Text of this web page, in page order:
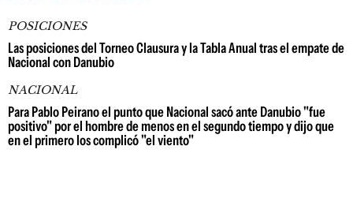
POSICIONES
Las posiciones del Torneo Clausura y la Tabla Anual tras el empate de
Nacional con Danubio
NACIONAL
Para Pablo Peirano el punto que Nacional sacó ante Danubio "fue
positivo" por el hombre de menos en el segundo tiempo y dijo que
en el primero los complicó "el viento"